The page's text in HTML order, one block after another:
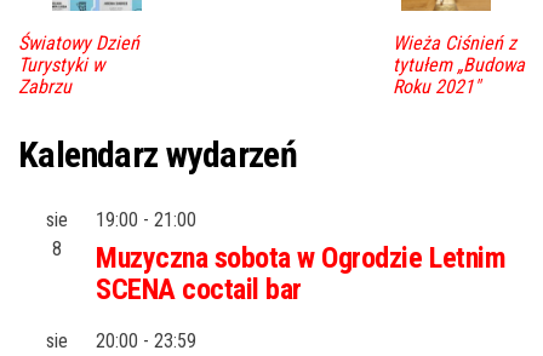
Światowy Dzień
Turystyki w
Zabrzu
Wieża Ciśnień z
tytułem „Budowa
Roku 2021″
Kalendarz wydarzeń
sie
8
19:00 - 21:00
Muzyczna sobota w Ogrodzie Letnim
SCENA coctail bar
sie
20:00 - 23:59